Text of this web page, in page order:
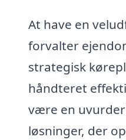
At have en
forvalter
strategisk
håndteret
være en
løsninger, der